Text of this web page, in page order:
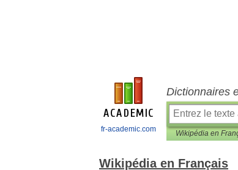
fr-academic.com
Dictionnaires
Wikipédia en
Wikipédia en Français